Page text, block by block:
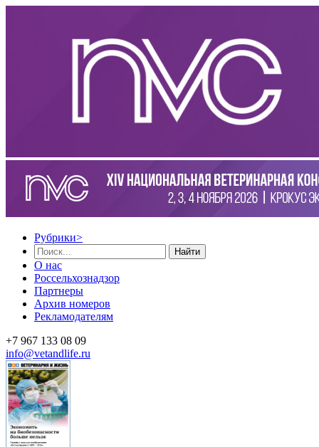
Рубрики>
Найти
О нас
Россельхознадзор
Партнеры
Архив номеров
Рекламодателям
+7 967 133 08 09
info@vetandlife.ru